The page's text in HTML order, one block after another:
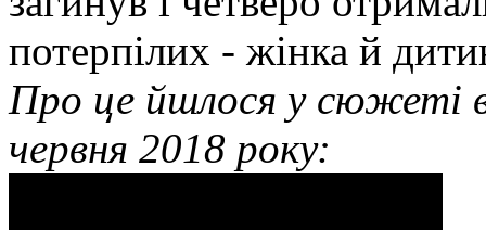
потерпілих - жінка й
Про це йшлося у сюжеті
червня 2018 року: